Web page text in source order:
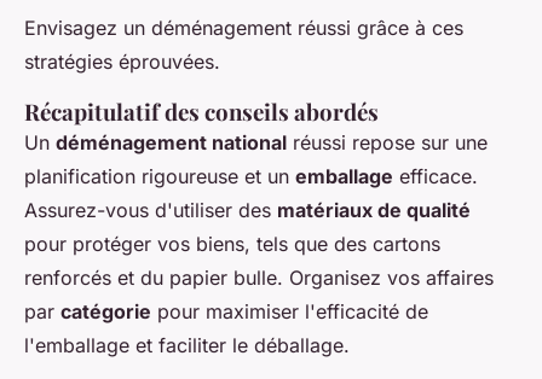
Envisagez un déménagement réussi grâce à ces
stratégies éprouvées.
Récapitulatif des conseils abordés
Un déménagement national réussi repose sur une
planification rigoureuse et un emballage efficace.
Assurez-vous d'utiliser des matériaux de qualité
pour protéger vos biens, tels que des cartons
renforcés et du papier bulle. Organisez vos affaires
par catégorie pour maximiser l'efficacité de
l'emballage et faciliter le déballage.